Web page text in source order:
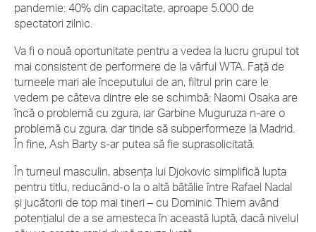
pandemie: 40% din capacitate, aproape 5.000 de
spectatori zilnic.
Va fi o nouă oportunitate pentru a vedea la lucru grupul tot
mai consistent de performere de la vârful WTA. Față de
turneele mari ale începutului de an, filtrul prin care le
vedem pe câteva dintre ele se schimbă: Naomi Osaka are
încă o problemă cu zgura, iar Garbine Muguruza n-are o
problemă cu zgura, dar tinde să subperformeze la Madrid.
În fine, Ash Barty s-ar putea să fie suprasolicitată.
În turneul masculin, absența lui Djokovic simplifică lupta
pentru titlu, reducând-o la o altă bătălie între Rafael Nadal
și jucătorii de top mai tineri – cu Dominic Thiem având
potențialul de a se amesteca în această luptă, dacă nivelul